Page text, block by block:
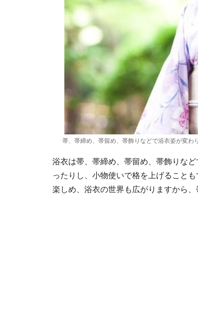
帯、帯締め、帯留め、帯飾りなどで浴衣姿が変わ
浴衣は帯、帯締め、帯留め、帯飾りな
ったりし、小物使いで格を上げること
楽しめ、浴衣の世界も広がりますから